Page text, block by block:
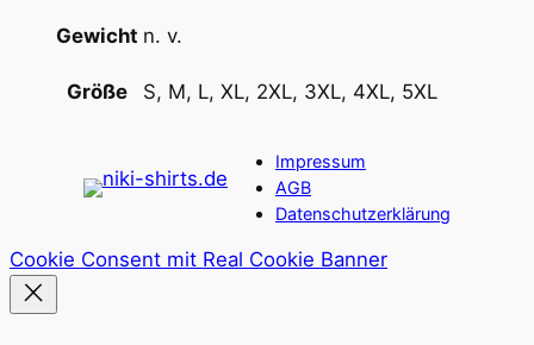
R
a
Gewicht n. v.
Größe S, M, L, XL, 2XL, 3XL, 4XL, 5XL
Impressum
AGB
Datenschutzerklärung
Cookie Consent mit Real Cookie Banner